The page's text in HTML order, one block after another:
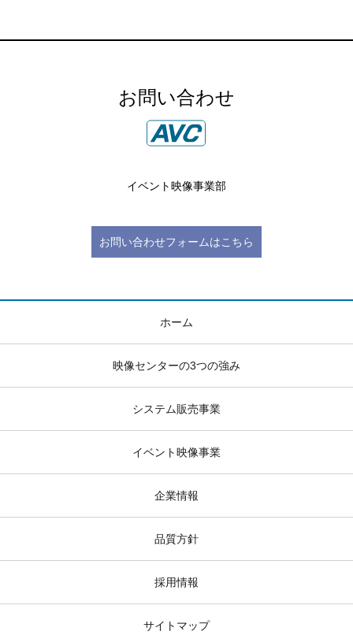
お問い合わせ
イベント映像事業部
お問い合わせフォームはこちら
ホーム
映像センターの3つの強み
システム販売事業
イベント映像事業
企業情報
品質方針
採用情報
サイトマップ